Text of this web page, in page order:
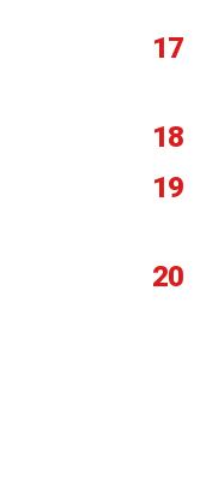
17
18
19
20